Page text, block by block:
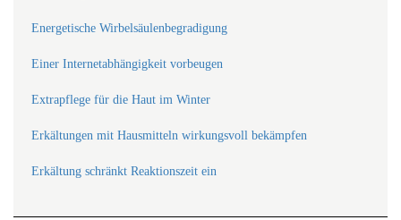
Energetische Wirbelsäulenbegradigung
Einer Internetabhängigkeit vorbeugen
Extrapflege für die Haut im Winter
Erkältungen mit Hausmitteln wirkungsvoll bekämpfen
Erkältung schränkt Reaktionszeit ein